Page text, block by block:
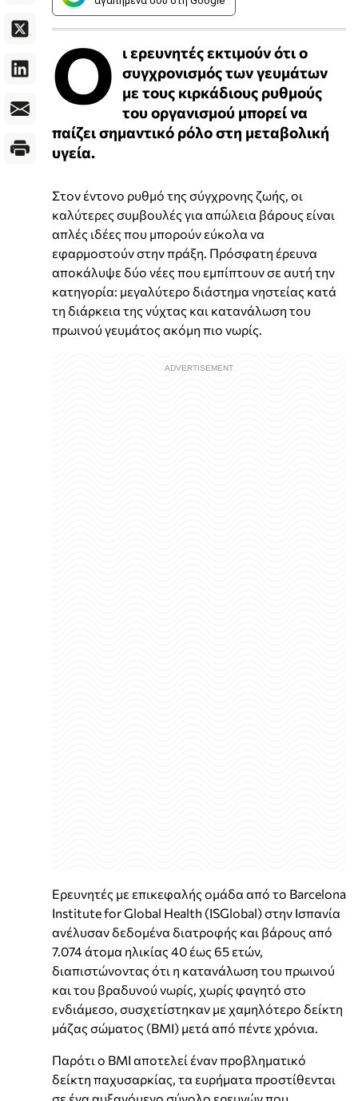
Ο ι ερευνητές εκτιμούν ότι ο
συγχρονισμός των γευμάτων
με τους κιρκάδιους ρυθμούς
του οργανισμού μπορεί να
παίζει σημαντικό ρόλο στη μεταβολική
υγεία.
Στον έντονο ρυθμό της σύγχρονης ζωής, οι
καλύτερες συμβουλές για απώλεια βάρους είναι
απλές ιδέες που μπορούν εύκολα να
εφαρμοστούν στην πράξη. Πρόσφατη έρευνα
αποκάλυψε δύο νέες που εμπίπτουν σε αυτή την
κατηγορία: μεγαλύτερο διάστημα νηστείας κατά
τη διάρκεια της νύχτας και κατανάλωση του
πρωινού γευμάτος ακόμη πιο νωρίς.
Ερευνητές με επικεφαλής ομάδα από το Barcelona
Institute for Global Health (ISGlobal) στην Ισπανία
ανέλυσαν δεδομένα διατροφής και βάρους από
7.074 άτομα ηλικίας 40 έως 65 ετών,
διαπιστώνοντας ότι η κατανάλωση του πρωινού
και του βραδυνού νωρίς, χωρίς φαγητό στο
ενδιάμεσο, συσχετίστηκαν με χαμηλότερο δείκτη
μάζας σώματος (BMI) μετά από πέντε χρόνια.
Παρότι ο BMI αποτελεί έναν προβληματικό
δείκτη παχυσαρκίας, τα ευρήματα προστίθενται